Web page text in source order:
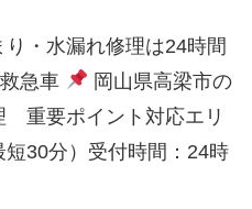
・水漏れ修理は24時間
急車
岡山県高梁市の
重要ポイント対応エリ
30分）受付時間：24時